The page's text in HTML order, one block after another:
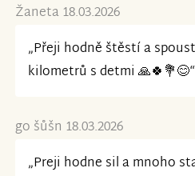
Žaneta 18.03.2026
„Přeji hodně štěstí a
kilometrů s detmi 🙏🍀💐😊“
go šůšn 18.03.2026
„Preji hodne sil a mnoho